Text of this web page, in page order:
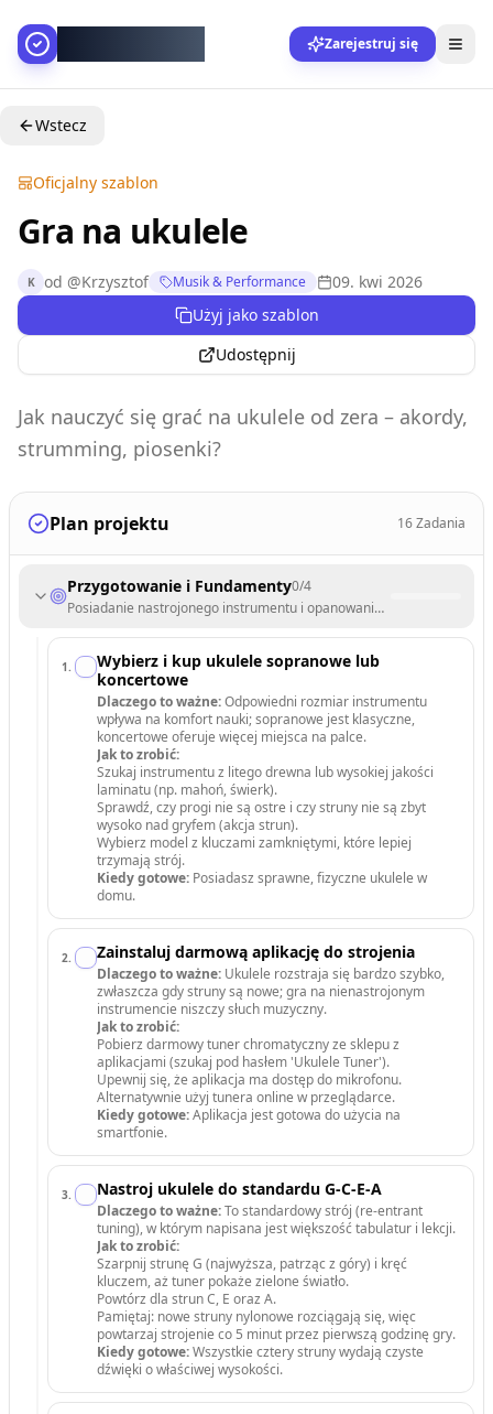
Zarejestruj się
Wstecz
Oficjalny szablon
Gra na ukulele
K od @Krzysztof Musik & Performance
09. kwi 2026
Użyj jako szablon
Udostępnij
Jak nauczyć się grać na ukulele od zera – akordy,
strumming, piosenki?
Plan projektu 16Zadania
Przygotowanie i Fundamenty0/4
Posiadanie nastrojonego instrumentu i opanowanie prawidłowej
1 .
Wybierz i kup ukulele sopranowe lub
koncertowe
Dlaczego to ważne:Odpowiedni rozmiar instrumentu
wpływa na komfort nauki; sopranowe jest klasyczne,
koncertowe oferuje więcej miejsca na palce.
Jak to zrobić:
Szukaj instrumentu z litego drewna lub wysokiej jakości
laminatu (np. mahoń, świerk).
Sprawdź, czy progi nie są ostre i czy struny nie są zbyt
wysoko nad gryfem (akcja strun).
Wybierz model z kluczami zamkniętymi, które lepiej
trzymają strój.
Kiedy gotowe: Posiadasz sprawne, fizyczne ukulele w
domu.
2. Zainstaluj darmową aplikację do strojenia
Dlaczego to ważne: Ukulele rozstraja się bardzo szybko,
zwłaszcza gdy struny są nowe; gra na nienastrojonym
instrumencie niszczy słuch muzyczny.
Jak to zrobić:
Pobierz darmowy tuner chromatyczny ze sklepu z
aplikacjami (szukaj pod hasłem 'Ukulele Tuner').
Upewnij się, że aplikacja ma dostęp do mikrofonu.
Alternatywnie użyj tunera online w przeglądarce.
Kiedy gotowe:Aplikacja jest gotowa do użycia na
smartfonie.
3. Nastroj ukulele do standardu G-C-E-A
Dlaczego to ważne:To standardowy strój (re-entrant
tuning), w którym napisana jest większość tabulatur i lekcji.
Jak to zrobić:
Szarpnij strunę G (najwyższa, patrząc z góry) i kręć
kluczem, aż tuner pokaże zielone światło.
Powtórz dla strun C, E oraz A.
Pamiętaj: nowe struny nylonowe rozciągają się, więc
powtarzaj strojenie co 5 minut przez pierwszą godzinę gry.
Kiedy gotowe:Wszystkie cztery struny wydają czyste
dźwięki o właściwej wysokości.